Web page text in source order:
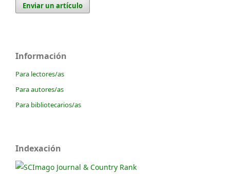
Enviar un artículo
Información
Para lectores/as
Para autores/as
Para bibliotecarios/as
Indexación